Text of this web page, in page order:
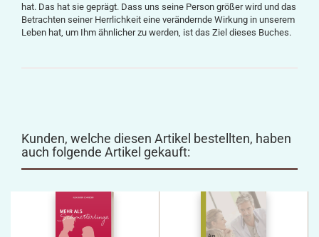
hat. Das hat sie geprägt. Dass uns seine Person größer wird und das
Betrachten seiner Herrlichkeit eine verändernde Wirkung in unserem
Leben hat, um Ihm ähnlicher zu werden, ist das Ziel dieses Buches.
Kunden, welche diesen Artikel bestellten, haben
auch folgende Artikel gekauft: